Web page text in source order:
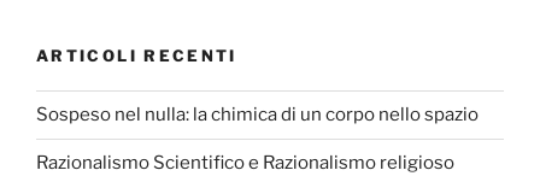
ARTICOLI RECENTI
Sospeso nel nulla: la chimica di un corpo nello spazio
Razionalismo Scientifico e Razionalismo religioso